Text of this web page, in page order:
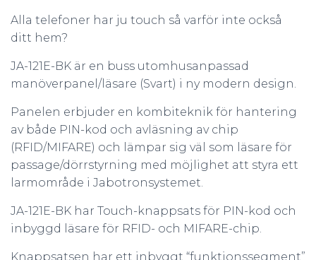
Alla telefoner har ju touch så varför inte också
ditt hem?
JA-121E-BK är en buss utomhusanpassad
manöverpanel/läsare (Svart) i ny modern design.
Panelen erbjuder en kombiteknik för hantering
av både PIN-kod och avläsning av chip
(RFID/MIFARE) och lämpar sig väl som läsare för
passage/dörrstyrning med möjlighet att styra ett
larmområde i Jabotronsystemet.
JA-121E-BK har Touch-knappsats för PIN-kod och
inbyggd läsare för RFID- och MIFARE-chip.
Knappsatsen har ett inbyggt “funktionssegment”